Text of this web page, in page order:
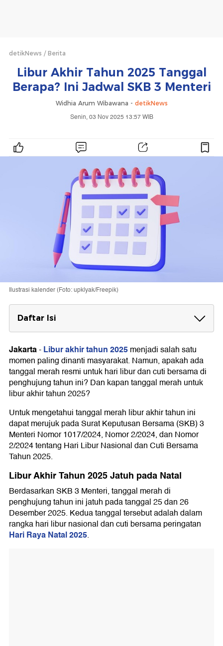
detikNews Berita
Libur Akhir Tahun 2025 Tanggal
Berapa? Ini Jadwal SKB 3 Menteri
Widhia Arum Wibawana - detikNews
Senin, 03 Nov 2025 13:57 WIB
Ilustrasi kalender (Foto: upklyak/Freepik)
Daftar Isi
Libur Akhir Tahun 2025 Jatuh pada Natal
Long Weekend dan Rekomendasi Cuti
Jakarta-Libur akhir tahun 2025menjadi salah satu
momen paling dinanti masyarakat. Namun, apakah ada
tanggal merah resmi untuk hari libur dan cuti bersama di
penghujung tahun ini? Dan kapan tanggal merah untuk
libur akhir tahun 2025?
Untuk mengetahui tanggal merah libur akhir tahun ini
dapat merujuk pada Surat Keputusan Bersama (SKB) 3
Menteri Nomor 1017/2024, Nomor 2/2024, dan Nomor
2/2024 tentang Hari Libur Nasional dan Cuti Bersama
Tahun 2025.
Libur Akhir Tahun 2025 Jatuh pada Natal
Berdasarkan SKB 3 Menteri, tanggal merah di
penghujung tahun ini jatuh pada tanggal 25 dan 26
Desember 2025. Kedua tanggal tersebut adalah dalam
rangka hari libur nasional dan cuti bersama peringatan
Hari Raya Natal 2025.